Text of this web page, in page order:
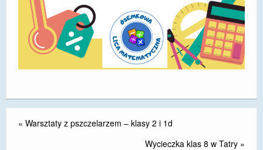
ŻORY”
REKRUTACJA 2026/2027
mLegitymacja
« Warsztaty z pszczelarzem – klasy 2 i 1d
Wycieczka klas 8 w Tatry »